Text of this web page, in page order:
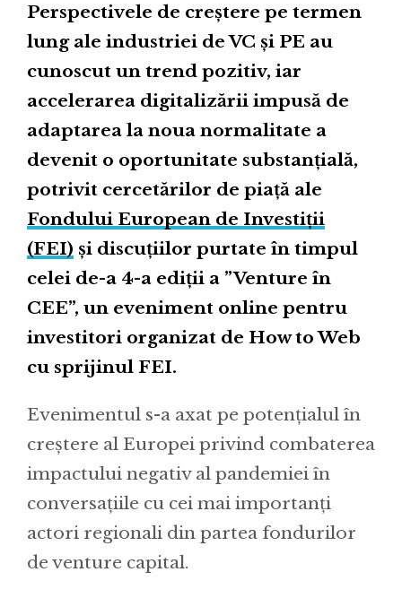
Perspectivele de creștere pe termen
lung ale industriei de VC și PE au
cunoscut un trend pozitiv, iar
accelerarea digitalizării impusă de
adaptarea la noua normalitate a
devenit o oportunitate substanțială,
potrivit cercetărilor de piață ale
Fondului European de Investiții
(FEI) și discuțiilor purtate în timpul
celei de-a 4-a ediții a ”Venture în
CEE”, un eveniment online pentru
investitori organizat de How to Web
cu sprijinul FEI.
Evenimentul s-a axat pe potențialul în
creștere al Europei privind combaterea
impactului negativ al pandemiei în
conversațiile cu cei mai importanți
actori regionali din partea fondurilor
de venture capital.